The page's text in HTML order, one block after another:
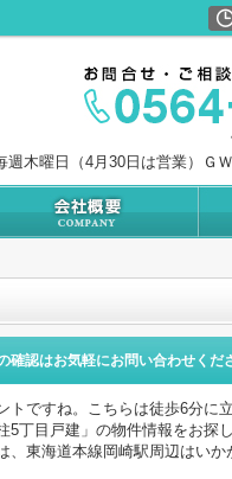
週木曜日（4月30日は営業）Ｇ
確認はお気軽にお問い合わせくだ
ですね。こちらは徒歩6分に
丁目戸建」の物件情報をお探
東海道本線岡崎駅周辺はい